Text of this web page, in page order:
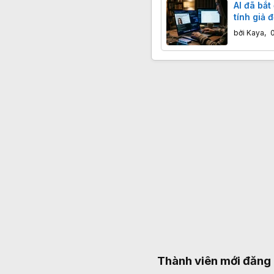
AI đã
tính giả
bởi Kaya,
Thành viên mới đăng